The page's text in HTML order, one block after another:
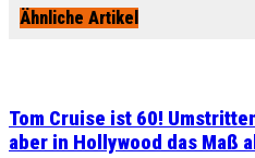
Ähnliche Artikel
Tom Cruise ist 60!
aber in Hollywood das Maß